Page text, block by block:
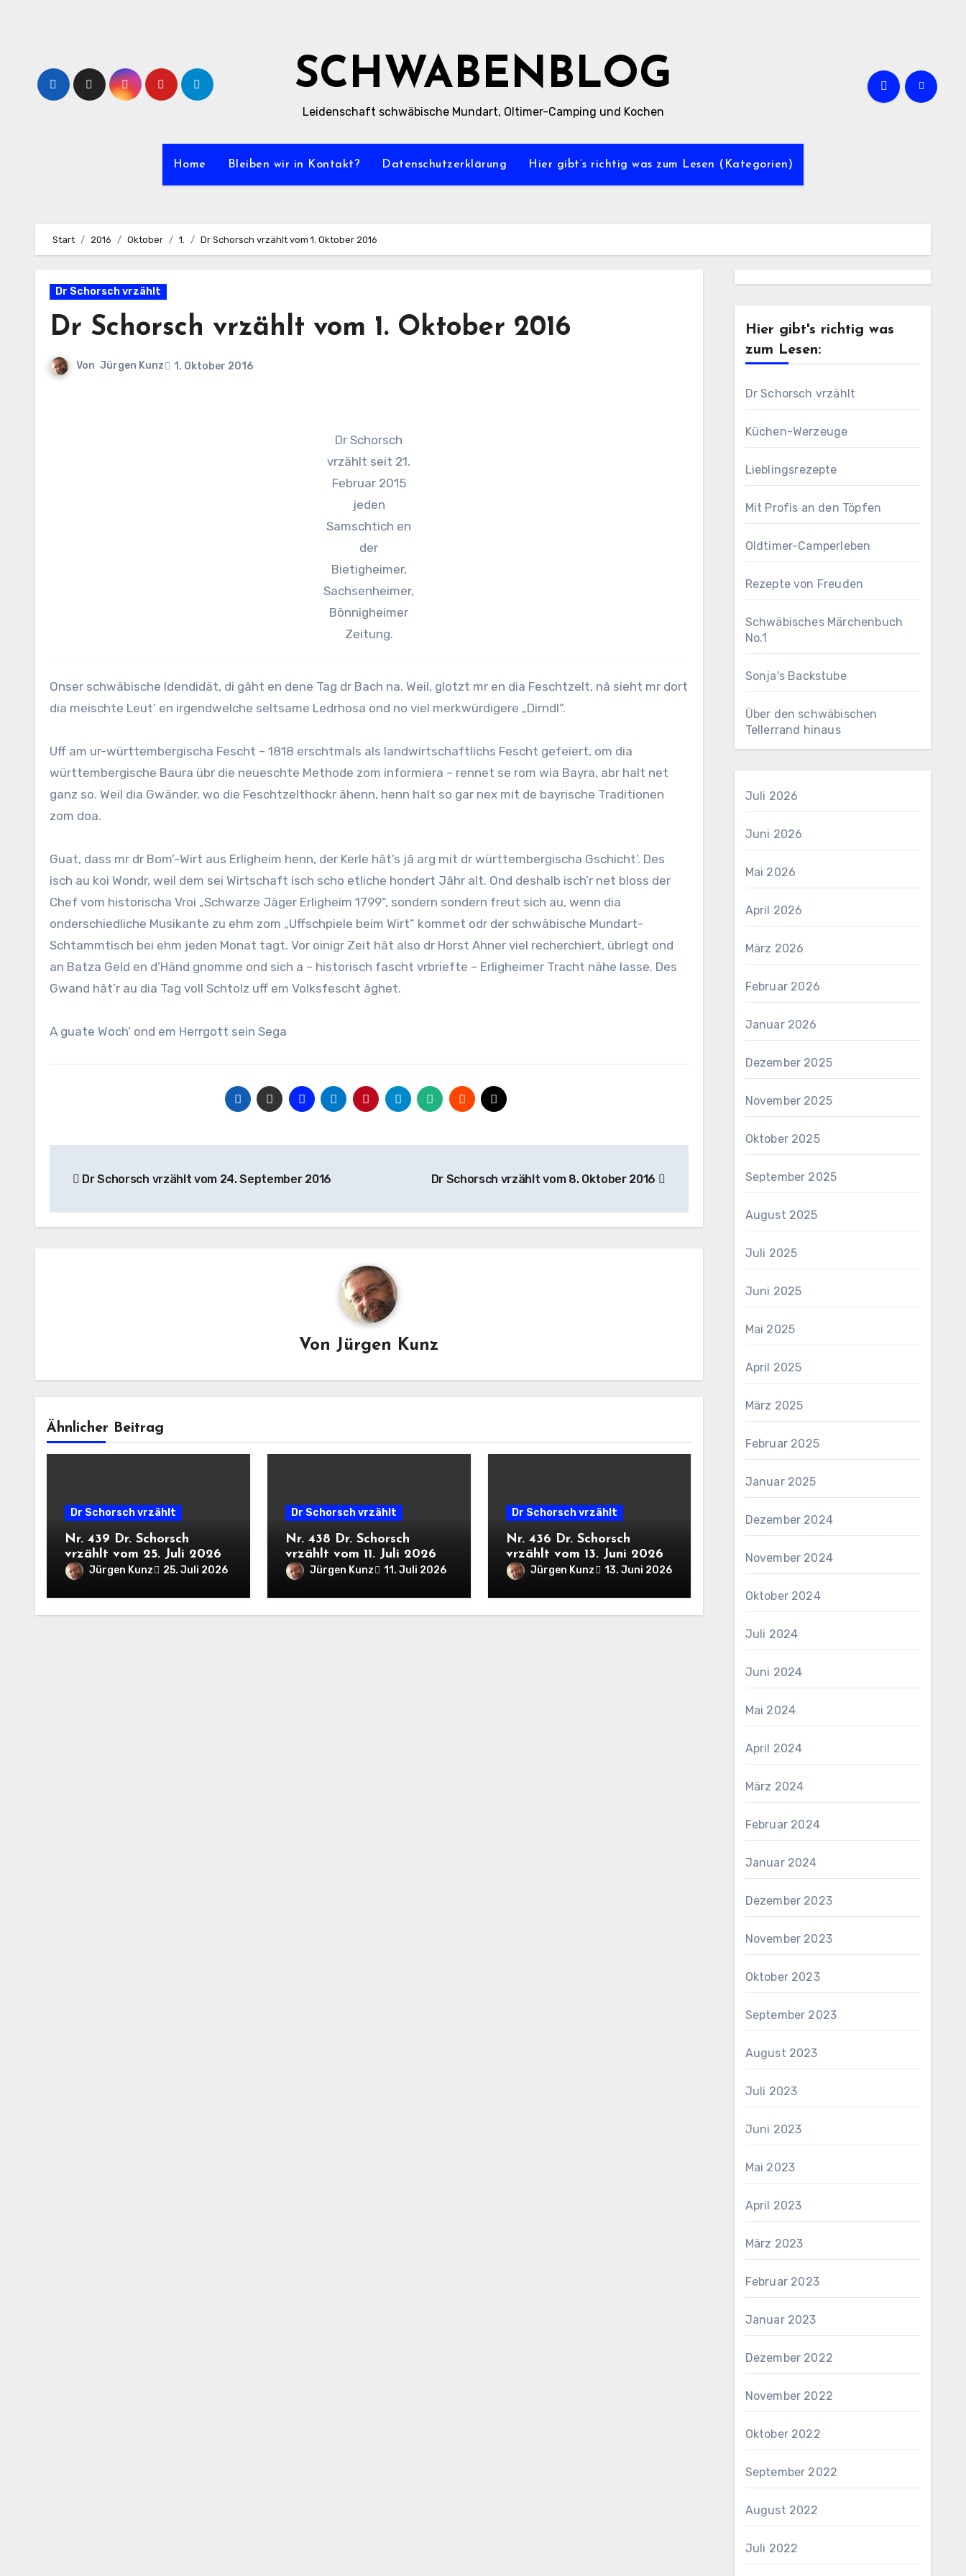
SCHWABENBLOG
Leidenschaft schwäbische Mundart, Oltimer-Camping und Kochen
Home Bleiben wir in Kontakt? Datenschutzerklärung Hier gibt’s richtig was zum Lesen (Kategorien)
Start 2016 Oktober 1. Dr Schorsch vrzählt vom 1. Oktober 2016
Dr Schorsch vrzählt
Dr Schorsch vrzählt vom 1. Oktober 2016
Von Jürgen Kunz 1. Oktober 2016
Dr Schorsch
vrzählt seit 21.
Februar 2015
jeden
Samschtich en
der
Bietigheimer,
Sachsenheimer,
Bönnigheimer
Zeitung.
Onser schwäbische Idendidät, di gâht en dene Tag dr Bach na. Weil, glotzt mr en dia Feschtzelt, nâ sieht mr dort
dia meischte Leut’ en irgendwelche seltsame Ledrhosa ond no viel merkwürdigere „Dirndl“.
Uff am ur-württembergischa Fescht – 1818 erschtmals als landwirtschaftlichs Fescht gefeiert, om dia
württembergische Baura übr die neueschte Methode zom informiera – rennet se rom wia Bayra, abr halt net
ganz so. Weil dia Gwänder, wo die Feschtzelthockr âhenn, henn halt so gar nex mit de bayrische Traditionen
zom doa.
Guat, dass mr dr Bom’-Wirt aus Erligheim henn, der Kerle hât’s jâ arg mit dr württembergischa Gschicht’. Des
isch au koi Wondr, weil dem sei Wirtschaft isch scho etliche hondert Jâhr alt. Ond deshalb isch’r net bloss der
Chef vom historischa Vroi „Schwarze Jäger Erligheim 1799“, sondern sondern freut sich au, wenn dia
onderschiedliche Musikante zu ehm zom „Uffschpiele beim Wirt“ kommet odr der schwäbische Mundart-
Schtammtisch bei ehm jeden Monat tagt. Vor oinigr Zeit hât also dr Horst Ahner viel recherchiert, übrlegt ond
an Batza Geld en d’Händ gnomme ond sich a – historisch fascht vrbriefte – Erligheimer Tracht nähe lasse. Des
Gwand hât’r au dia Tag voll Schtolz uff em Volksfescht âghet.
A guate Woch’ ond em Herrgott sein Sega
Dr Schorsch vrzählt vom 24. September 2016 Dr Schorsch vrzählt vom 8. Oktober 2016
Von Jürgen Kunz
Ähnlicher Beitrag
Dr Schorsch vrzählt
Nr. 439 Dr. Schorsch
vrzählt vom 25. Juli 2026
Jürgen Kunz 25. Juli 2026
Dr Schorsch vrzählt
Nr. 438 Dr. Schorsch
vrzählt vom 11. Juli 2026
Jürgen Kunz 11. Juli 2026
Dr Schorsch vrzählt
Nr. 436 Dr. Schorsch
vrzählt vom 13. Juni 2026
Jürgen Kunz 13. Juni 2026
Hier gibt's richtig was
zum Lesen:
Dr Schorsch vrzählt
Küchen-Werzeuge
Lieblingsrezepte
Mit Profis an den Töpfen
Oldtimer-Camperleben
Rezepte von Freuden
Schwäbisches Märchenbuch
No.1
Sonja's Backstube
Über den schwäbischen
Tellerrand hinaus
Juli 2026
Juni 2026
Mai 2026
April 2026
März 2026
Februar 2026
Januar 2026
Dezember 2025
November 2025
Oktober 2025
September 2025
August 2025
Juli 2025
Juni 2025
Mai 2025
April 2025
März 2025
Februar 2025
Januar 2025
Dezember 2024
November 2024
Oktober 2024
Juli 2024
Juni 2024
Mai 2024
April 2024
März 2024
Februar 2024
Januar 2024
Dezember 2023
November 2023
Oktober 2023
September 2023
August 2023
Juli 2023
Juni 2023
Mai 2023
April 2023
März 2023
Februar 2023
Januar 2023
Dezember 2022
November 2022
Oktober 2022
September 2022
August 2022
Juli 2022